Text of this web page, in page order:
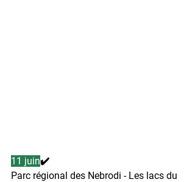
11 juin✔️
Parc régional des Nebrodi - Les lacs du